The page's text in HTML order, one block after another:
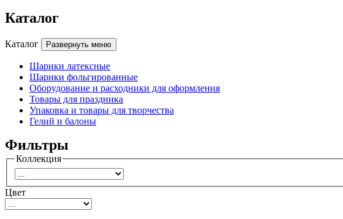
Каталог
Каталог Развернуть меню
Шарики латексные
Шарики фольгированные
Оборудование и расходники для оформления
Товары для праздника
Упаковка и товары для творчества
Гелий и балоны
Фильтры
Коллекция
Цвет